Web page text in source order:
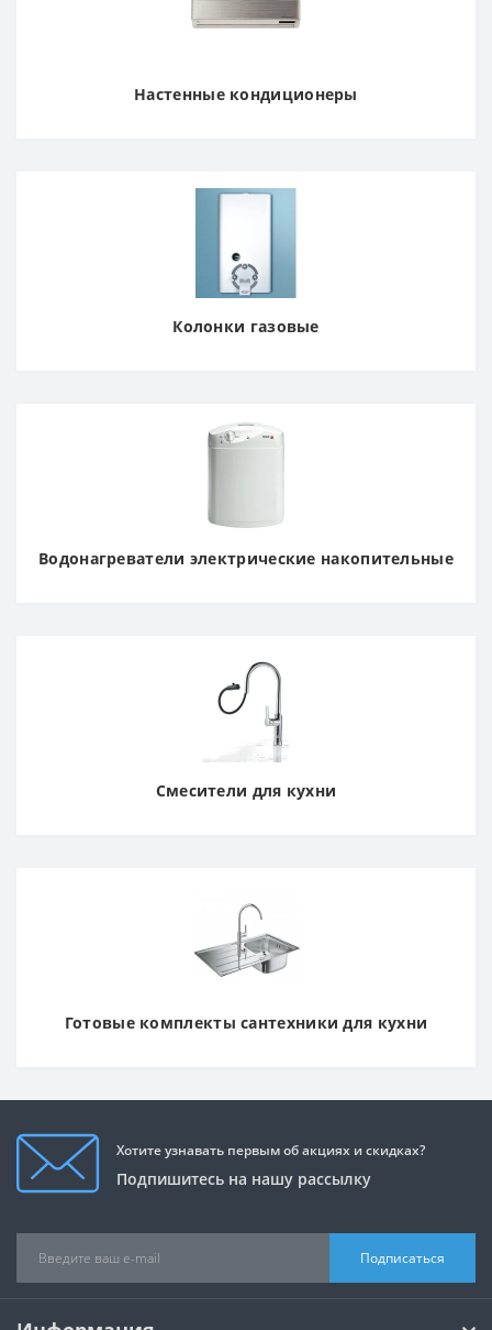
Настенные кондиционеры
Колонки газовые
Водонагреватели электрические накопительные
Смесители для кухни
Готовые комплекты сантехники для кухни
Хотите узнавать первым об акциях и скидках?
Подпишитесь на нашу рассылку
Подписаться